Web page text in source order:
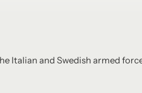
Italian and Swedish armed